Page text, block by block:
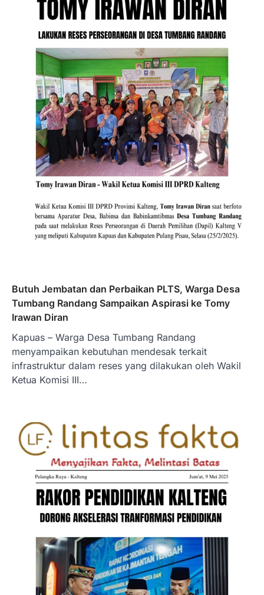
Butuh Jembatan dan Perbaikan PLTS, Warga Desa
Tumbang Randang Sampaikan Aspirasi ke Tomy
Irawan Diran
Kapuas – Warga Desa Tumbang Randang
menyampaikan kebutuhan mendesak terkait
infrastruktur dalam reses yang dilakukan oleh Wakil
Ketua Komisi III…